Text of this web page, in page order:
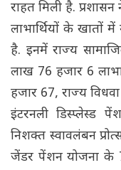
राहत मिली है.
लाभार्थियों के खातों
है. इनमें राज्य
लाख 76 हजार 6
हजार 67, राज्य
इंटरनली डिस्प्लेस्ड
निशक्त स्वावलंबन
जेंडर पेंशन योजना के